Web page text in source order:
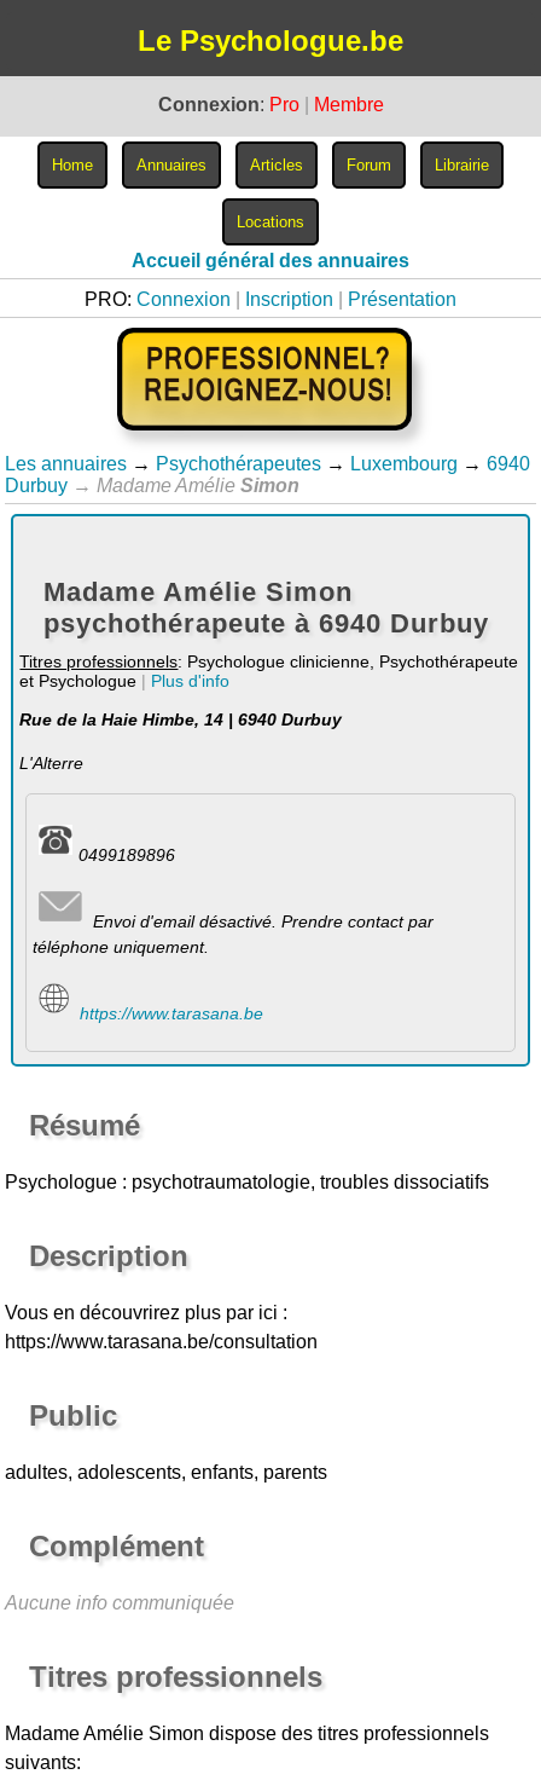
Le Psychologue.be
Connexion: Pro Membre
Accueil général des annuaires
PRO: Connexion Inscription Présentation
Les annuaires → Psychothérapeutes → Luxembourg → 6940
Durbuy → Madame AmélieSimon
Madame Amélie Simon
psychothérapeute à 6940 Durbuy
Titres professionnels: Psychologue clinicienne, Psychothérapeute
et Psychologue | Plus d'info
Rue de la Haie Himbe, 14 | 6940 Durbuy
L'Alterre
0499189896
Envoi d'email désactivé. Prendre contact par
téléphone uniquement.
https://www.tarasana.be
Résumé
Psychologue : psychotraumatologie, troubles dissociatifs
Description
Vous en découvrirez plus par ici :
https://www.tarasana.be/consultation
Public
adultes, adolescents, enfants, parents
Complément
Aucune info communiquée
Titres professionnels
Madame Amélie Simon dispose des titres professionnels
suivants: